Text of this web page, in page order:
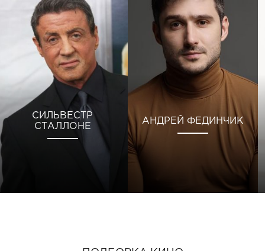
СИЛЬВЕСТР
СТАЛЛОНЕ
АНДРЕЙ ФЕДИНЧИК